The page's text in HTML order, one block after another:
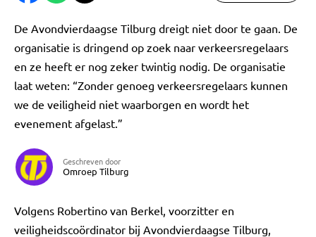
De Avondvierdaagse Tilburg dreigt niet door te gaan. De
organisatie is dringend op zoek naar verkeersregelaars
en ze heeft er nog zeker twintig nodig. De organisatie
laat weten: “Zonder genoeg verkeersregelaars kunnen
we de veiligheid niet waarborgen en wordt het
evenement afgelast.”
Geschreven door
Omroep Tilburg
Volgens Robertino van Berkel, voorzitter en
veiligheidscoördinator bij Avondvierdaagse Tilburg,